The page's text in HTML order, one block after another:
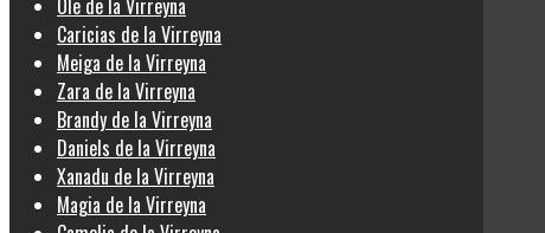
Ole de la Virreyna
Caricias de la Virreyna
Meiga de la Virreyna
Zara de la Virreyna
Brandy de la Virreyna
Daniels de la Virreyna
Xanadu de la Virreyna
Magia de la Virreyna